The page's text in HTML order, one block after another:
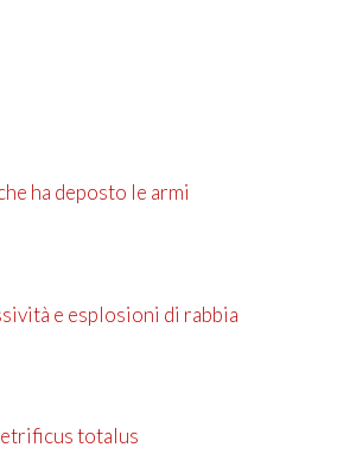
ha deposto le armi
e esplosioni di rabbia
totalus